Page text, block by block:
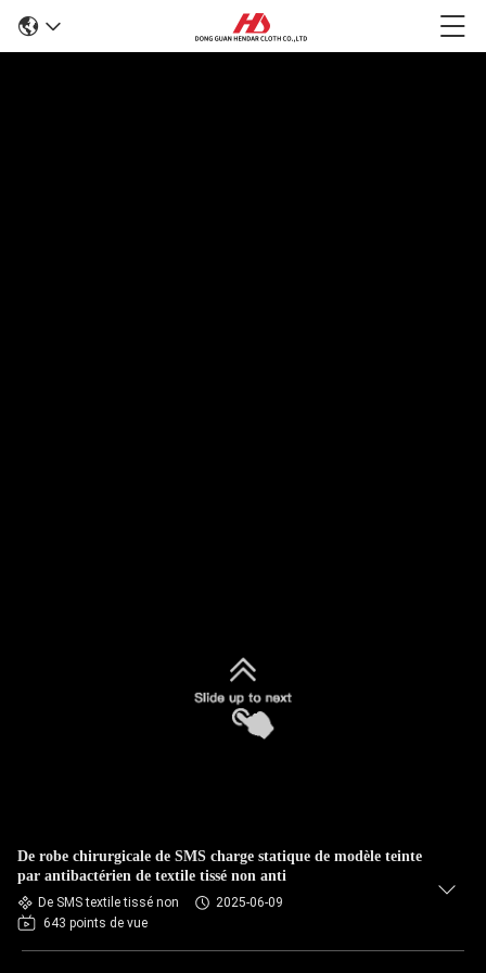
De robe chirurgicale de SMS charge statique de modèle teinte
par antibactérien de textile tissé non anti
De SMS textile tissé non
2025-06-09
643 points de vue